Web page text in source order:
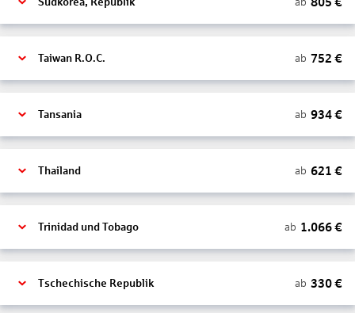
Taiwan R.O.C. ab 752 €
Tansania ab 934€
Thailand ab 621 €
Trinidad und Tobago ab 1.066€
Tschechische Republik ab 330€